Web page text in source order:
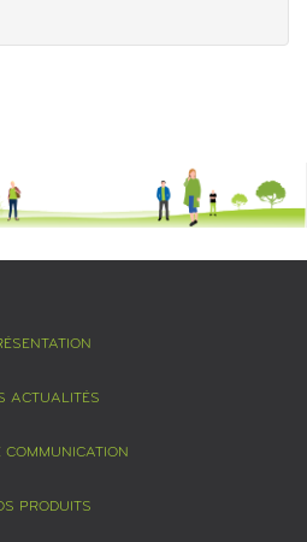
ACTUALITÉS
COMMUNICATION
PRODUITS